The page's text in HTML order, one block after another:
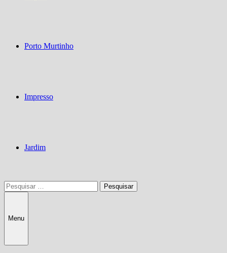
Porto Murtinho
Impresso
Jardim
Pesquisar
por:
Menu